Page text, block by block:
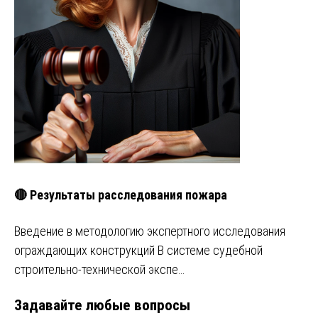
🔴 Результаты расследования пожара
Введение в методологию экспертного исследования
ограждающих конструкций В системе судебной
строительно-технической экспе…
Задавайте любые вопросы